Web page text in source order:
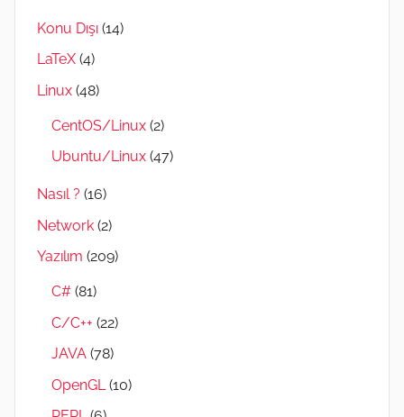
Konu Dışı (14)
LaTeX (4)
Linux (48)
CentOS/Linux (2)
Ubuntu/Linux (47)
Nasıl ? (16)
Network (2)
Yazılım (209)
C# (81)
C/C++ (22)
JAVA (78)
OpenGL (10)